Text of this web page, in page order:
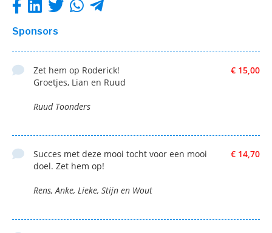
Sponsors
€ 15,00
Zet hem op Roderick!
Groetjes, Lian en Ruud
Ruud Toonders
€ 14,70
Succes met deze mooi tocht voor een mooi
doel. Zet hem op!
Rens, Anke, Lieke, Stijn en Wout